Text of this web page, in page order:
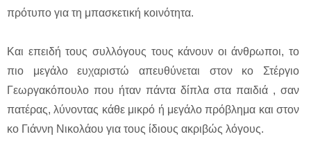
πρότυπο για τη μπασκετική κοινότητα.
Και επειδή τους συλλόγους τους κάνουν οι άνθρωποι, το
πιο μεγάλο ευχαριστώ απευθύνεται στον κο Στέργιο
Γεωργακόπουλο που ήταν πάντα δίπλα στα παιδιά , σαν
πατέρας, λύνοντας κάθε μικρό ή μεγάλο πρόβλημα και στον
κο Γιάννη Νικολάου για τους ίδιους ακριβώς λόγους.